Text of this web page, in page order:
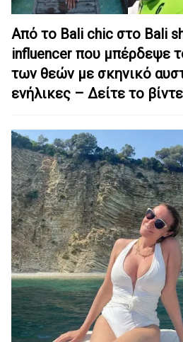
Από το Bali chic στο Bali
influencer που μπέρδεψε
των θεών με σκηνικό
ενήλικες – Δείτε το